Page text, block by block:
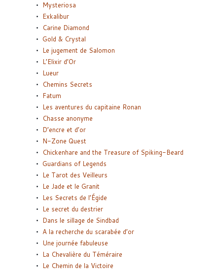
Mysteriosa
Exkalibur
Carine Diamond
Gold & Crystal
Le jugement de Salomon
L’Elixir d’Or
Lueur
Chemins Secrets
Fatum
Les aventures du capitaine Ronan
Chasse anonyme
D’encre et d’or
N-Zone Quest
Chickenhare and the Treasure of Spiking-Beard
Guardians of Legends
Le Tarot des Veilleurs
Le Jade et le Granit
Les Secrets de l’Égide
Le secret du destrier
Dans le sillage de Sindbad
A la recherche du scarabée d’or
Une journée fabuleuse
La Chevalière du Téméraire
Le Chemin de la Victoire